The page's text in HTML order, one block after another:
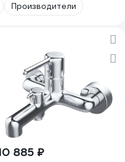
Производители
885 ₽